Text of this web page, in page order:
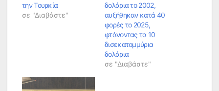
την Τουρκία
σε "Διαβάστε"
δολάρια το 2002,
αυξήθηκαν κατά 40
φορές το 2025,
φτάνοντας τα 10
δισεκατομμύρια
δολάρια
σε "Διαβάστε"